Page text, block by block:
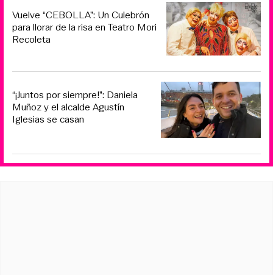
Vuelve “CEBOLLA”: Un Culebrón
para llorar de la risa en Teatro Mori
Recoleta
“¡Juntos por siempre!”: Daniela
Muñoz y el alcalde Agustín
Iglesias se casan